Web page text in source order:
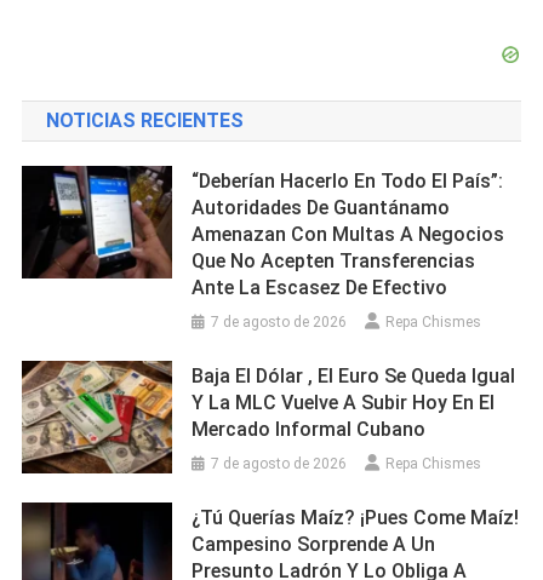
NOTICIAS RECIENTES
“Deberían Hacerlo En Todo El País”:
Autoridades De Guantánamo
Amenazan Con Multas A Negocios
Que No Acepten Transferencias
Ante La Escasez De Efectivo
7 de agosto de 2026 Repa Chismes
Baja El Dólar , El Euro Se Queda Igual
Y La MLC Vuelve A Subir Hoy En El
Mercado Informal Cubano
7 de agosto de 2026 Repa Chismes
¿Tú Querías Maíz? ¡Pues Come Maíz!
Campesino Sorprende A Un
Presunto Ladrón Y Lo Obliga A